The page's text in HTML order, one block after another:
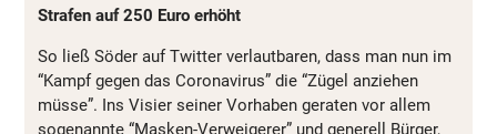
Strafen auf 250 Euro erhöht
So ließ Söder auf Twitter verlautbaren, dass man nun im
“Kampf gegen das Coronavirus” die “Zügel anziehen
müsse”. Ins Visier seiner Vorhaben geraten vor allem
sogenannte “Masken-Verweigerer” und generell Bürger,